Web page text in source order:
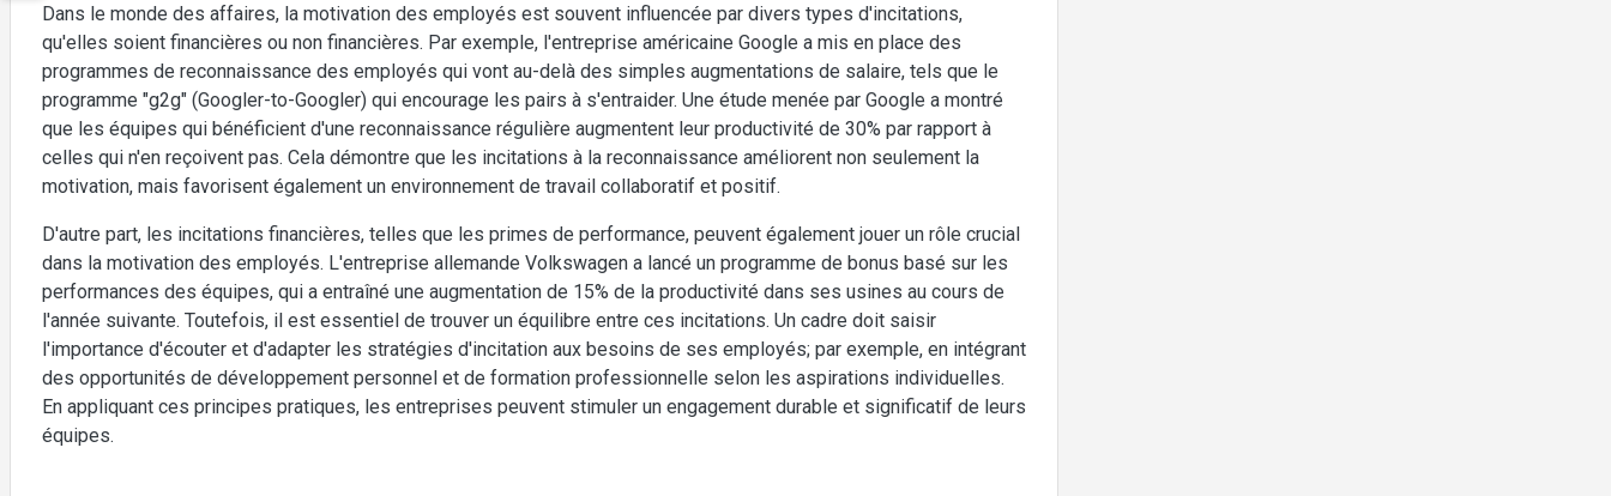
Dans le monde des affaires, la motivation des employés est souvent influencée par divers types d'incitations,
qu'elles soient financières ou non financières. Par exemple, l'entreprise américaine Google a mis en place des
programmes de reconnaissance des employés qui vont au-delà des simples augmentations de salaire, tels que le
programme "g2g" (Googler-to-Googler) qui encourage les pairs à s'entraider. Une étude menée par Google a montré
que les équipes qui bénéficient d'une reconnaissance régulière augmentent leur productivité de 30% par rapport à
celles qui n'en reçoivent pas. Cela démontre que les incitations à la reconnaissance améliorent non seulement la
motivation, mais favorisent également un environnement de travail collaboratif et positif.
D'autre part, les incitations financières, telles que les primes de performance, peuvent également jouer un rôle crucial
dans la motivation des employés. L'entreprise allemande Volkswagen a lancé un programme de bonus basé sur les
performances des équipes, qui a entraîné une augmentation de 15% de la productivité dans ses usines au cours de
l'année suivante. Toutefois, il est essentiel de trouver un équilibre entre ces incitations. Un cadre doit saisir
l'importance d'écouter et d'adapter les stratégies d'incitation aux besoins de ses employés; par exemple, en intégrant
des opportunités de développement personnel et de formation professionnelle selon les aspirations individuelles.
En appliquant ces principes pratiques, les entreprises peuvent stimuler un engagement durable et significatif de leurs
équipes.